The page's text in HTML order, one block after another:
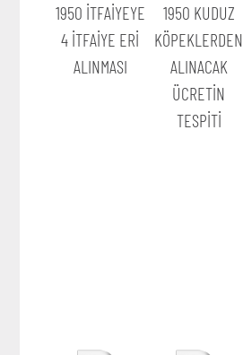
1950 İTFAİYEYE
4 İTFAİYE ERİ
ALINMASI
1950 KUDUZ
KÖPEKLERDEN
ALINACAK
ÜCRETİN
TESPİTİ